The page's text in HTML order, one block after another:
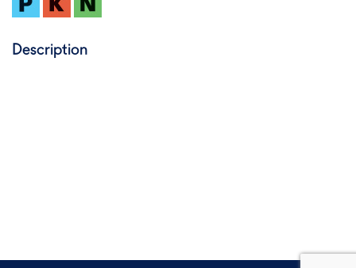
Description